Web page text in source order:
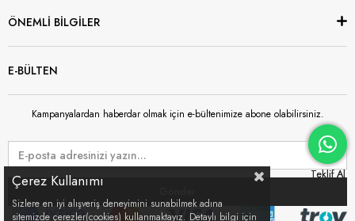
ÖNEMLİ BİLGİLER
E-BÜLTEN
Kampanyalardan haberdar olmak için e-bültenimize abone olabilirsiniz.
Çerez Kullanımı
Sizlere en iyi alışveriş deneyimini sunabilmek adına
sitemizde çerezler(cookies) kullanmaktayız. Detaylı bilgi için